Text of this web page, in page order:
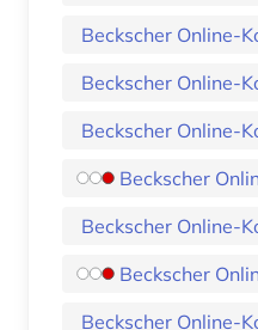
Beckscher Online-
Beckscher Online-
Beckscher Online-
Beckscher
Beckscher Online-
Beckscher
Beckscher Online-